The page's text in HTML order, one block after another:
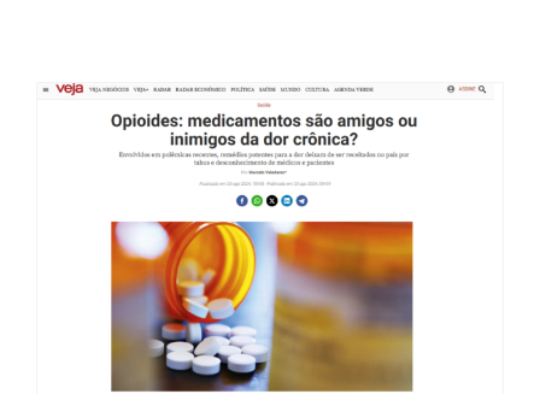
Dores
Consultas Presenciais
Veja – Opioides: medicamentos
são amigos ou inimigos da dor
crônica?